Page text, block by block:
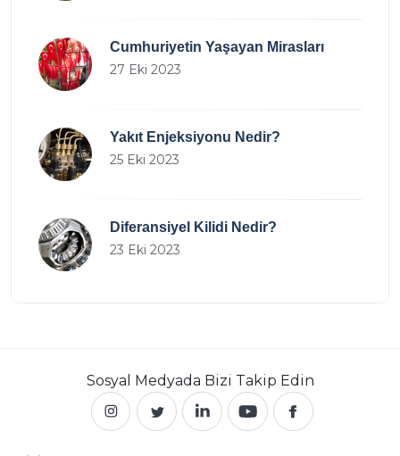
Cumhuriyetin Yaşayan Mirasları
27 Eki 2023
Yakıt Enjeksiyonu Nedir?
25 Eki 2023
Diferansiyel Kilidi Nedir?
23 Eki 2023
Sosyal Medyada Bizi Takip Edin